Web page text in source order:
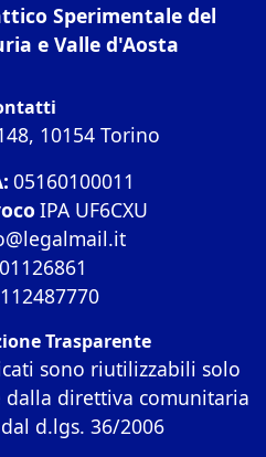
Sperimentale del
e Valle d'Aosta
10154 Torino
05160100011
IPA UF6CXU
01126861
Trasparente
sono riutilizzabili solo
direttiva comunitaria
d.lgs. 36/2006